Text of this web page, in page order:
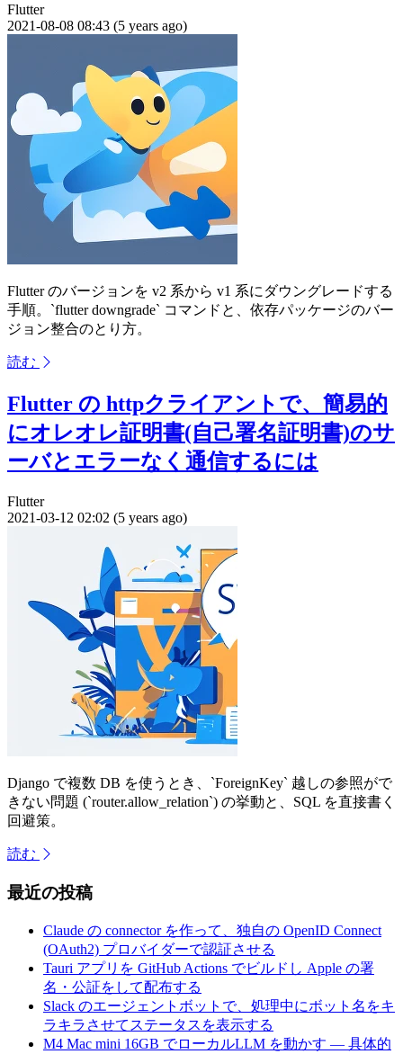
Flutter
2021-08-08 08:43 (5 years ago)
Flutter のバージョンを v2 系から v1 系にダウングレードする
手順。`flutter downgrade` コマンドと、依存パッケージのバー
ジョン整合のとり方。
読む
Flutter の httpクライアントで、簡易的
にオレオレ証明書(自己署名証明書)のサ
ーバとエラーなく通信するには
Flutter
2021-03-12 02:02 (5 years ago)
Django で複数 DB を使うとき、`ForeignKey` 越しの参照がで
きない問題 (`router.allow_relation`) の挙動と、SQL を直接書く
回避策。
読む
最近の投稿
Claude の connector を作って、独自の OpenID Connect
(OAuth2) プロバイダーで認証させる
Tauri アプリを GitHub Actions でビルドし Apple の署
名・公証をして配布する
Slack のエージェントボットで、処理中にボット名をキ
ラキラさせてステータスを表示する
M4 Mac mini 16GB でローカルLLM を動かす — 具体的